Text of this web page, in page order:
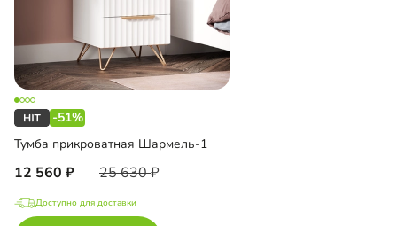
-51%
Тумба прикроватная Шармель-1
12 560 25 630
Доступно для доставки